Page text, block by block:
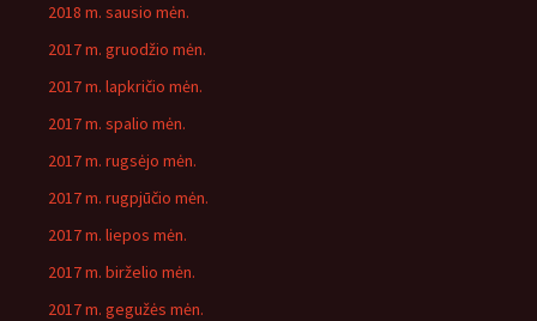
2018 m. sausio mėn.
2017 m. gruodžio mėn.
2017 m. lapkričio mėn.
2017 m. spalio mėn.
2017 m. rugsėjo mėn.
2017 m. rugpjūčio mėn.
2017 m. liepos mėn.
2017 m. birželio mėn.
2017 m. gegužės mėn.